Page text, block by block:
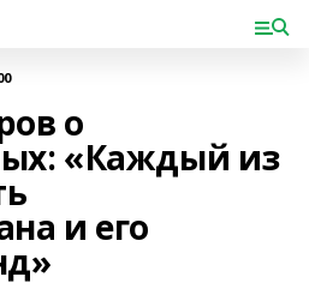
о
«Каждый из
и его